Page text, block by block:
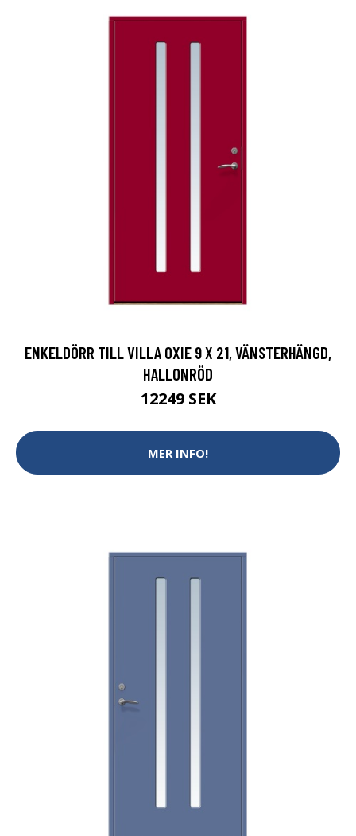
ENKELDÖRR TILL VILLA OXIE 9 X 21, VÄNSTERHÄNGD,
HALLONRÖD
12249 SEK
MER INFO!